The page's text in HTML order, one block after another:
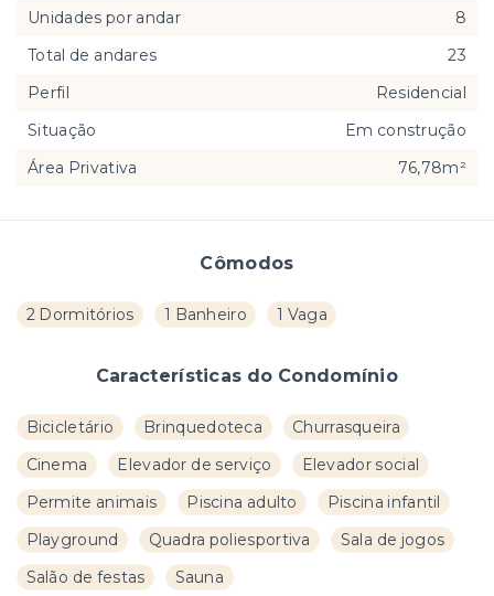
Cômodos
2 Dormitórios 1 Banheiro 1 Vaga
Características do Condomínio
Bicicletário Brinquedoteca
Churrasqueira
Cinema
Elevador de serviço
Elevador social
Permite animais
Piscina adulto
Piscina infantil
Playground
Quadra poliesportiva
Sala de jogos
Salão de festas
Sauna
Unidades por andar
8
Total de andares
23
Perfil
Residencial
Situação
Em construção
Área Privativa
76,78m²